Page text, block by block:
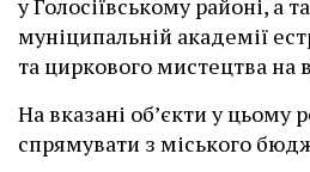
у Голосіївському районі, а
муніципальній академії
та циркового мистецтва на
На вказані об’єкти у цьому
спрямувати з міського